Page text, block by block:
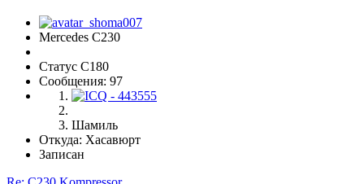
Mercedes C230
Статус C180
Сообщения: 97
Шамиль
Откуда: Хасавюрт
Записан